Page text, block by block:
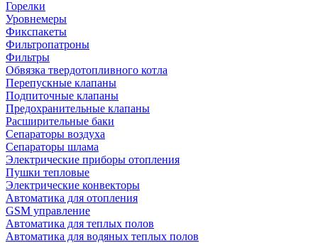
Горелки
Уровнемеры
Фикспакеты
Фильтропатроны
Фильтры
Обвязка твердотопливного котла
Перепускные клапаны
Подпиточные клапаны
Предохранительные клапаны
Расширительные баки
Сепараторы воздуха
Сепараторы шлама
Электрические приборы отопления
Пушки тепловые
Электрические конвекторы
Автоматика для отопления
GSM управление
Автоматика для теплых полов
Автоматика для водяных теплых полов